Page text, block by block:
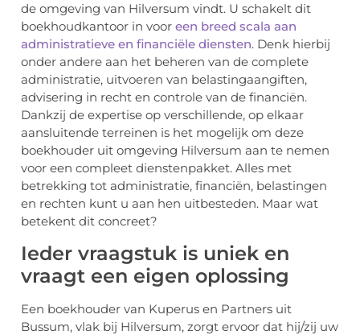
de omgeving van Hilversum vindt. U schakelt dit
boekhoudkantoor in voor een breed scala aan
administratieve en financiële diensten. Denk hierbij
onder andere aan het beheren van de complete
administratie, uitvoeren van belastingaangiften,
advisering in recht en controle van de financiën.
Dankzij de expertise op verschillende, op elkaar
aansluitende terreinen is het mogelijk om deze
boekhouder uit omgeving Hilversum aan te nemen
voor een compleet dienstenpakket. Alles met
betrekking tot administratie, financiën, belastingen
en rechten kunt u aan hen uitbesteden. Maar wat
betekent dit concreet?
Ieder vraagstuk is uniek en
vraagt een eigen oplossing
Een boekhouder van Kuperus en Partners uit
Bussum, vlak bij Hilversum, zorgt ervoor dat hij/zij uw